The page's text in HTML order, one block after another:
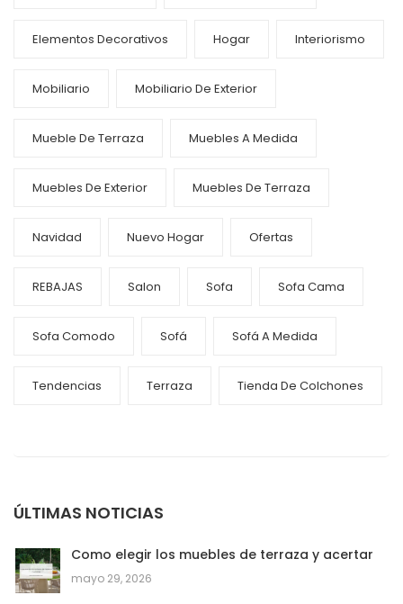
Elementos Decorativos Hogar Interiorismo
Mobiliario Mobiliario De Exterior
Mueble De Terraza Muebles A Medida
Muebles De Exterior Muebles De Terraza
Navidad Nuevo Hogar Ofertas
REBAJAS Salon Sofa Sofa Cama
Sofa Comodo Sofá Sofá A Medida
Tendencias Terraza Tienda De Colchones
ÚLTIMAS NOTICIAS
Como elegir los muebles de terraza y acertar
mayo 29, 2026